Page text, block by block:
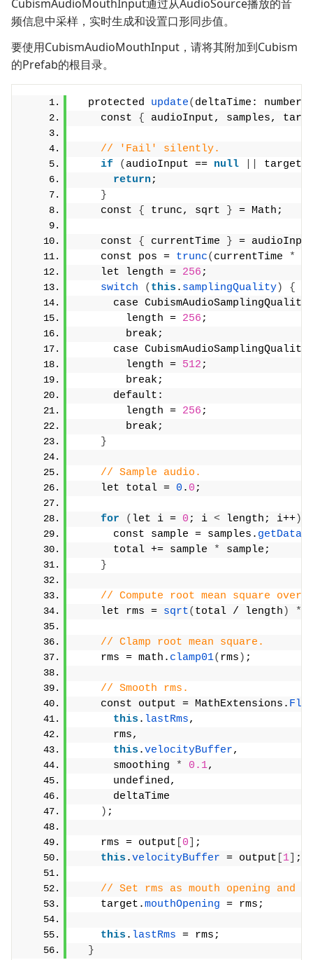
CubismAudioMouthInput通过从AudioSource播放的音
频信息中采样，实时生成和设置口形同步值。
要使用CubismAudioMouthInput，请将其附加到Cubism
的Prefab的根目录。
  protected
update( deltaTime: number
    const
{ audioInput, samples,
// 'Fail' silently.
if
( audioInput == null
target
return;
}
    const
{ trunc, sqrt } = Math;
    const
{ currentTime } =
    const pos =
trunc( currentTime *
    let length =
256 ;
switch
( this . samplingQuality)
{
case
        length =
256 ;
        break;
case
        length =
512 ;
        break;
      default:
        length =
256 ;
        break;
}
// Sample audio.
    let total =
0 . 0 ;
for ( let i = 0 ; i < length; i++)
      const sample = samples.
getData
      total += sample
*
sample;
}
// Compute root mean square over
    let rms =
sqrt( total / length ) *
// Clamp root mean square.
    rms = math.
clamp01( rms ) ;
// Smooth rms.
    const output = MathExtensions.
this . lastRms,
      rms,
this .velocityBuffer,
      smoothing
* 0.1,
      undefined,
      deltaTime
) ;
    rms = output
0
;
this .velocityBuffer = output 1 ;
// Set rms as mouth opening
    target.
mouthOpening = rms;
this . lastRms = rms;
}